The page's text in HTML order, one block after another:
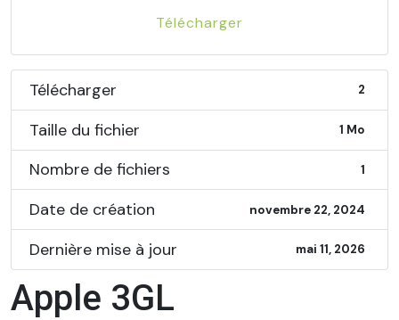
Télécharger
Télécharger 2
Taille du fichier 1 Mo
Nombre de fichiers 1
Date de création novembre 22, 2024
Dernière mise à jour mai 11, 2026
Apple 3GL